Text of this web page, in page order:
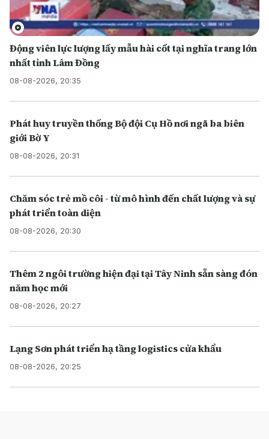
Động viên lực lượng lấy mẫu hài cốt tại nghĩa trang lớn
nhất tỉnh Lâm Đồng
08-08-2026, 20:35
Phát huy truyền thống Bộ đội Cụ Hồ nơi ngã ba biên
giới Bờ Y
08-08-2026, 20:31
Chăm sóc trẻ mồ côi - từ mô hình đến chất lượng và sự
phát triển toàn diện
08-08-2026, 20:30
Thêm 2 ngôi trường hiện đại tại Tây Ninh sẵn sàng đón
năm học mới
08-08-2026, 20:27
Lạng Sơn phát triển hạ tầng logistics cửa khẩu
08-08-2026, 20:25